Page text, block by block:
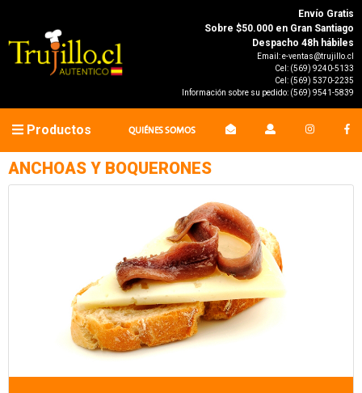
Envío Gratis
Sobre $50.000 en Gran Santiago
Despacho 48h hábiles
Email:e-ventas@trujillo.cl
Cel: (569) 9240-5133
Cel: (569) 5370-2235
Información sobre su pedido: (569) 9541-5839
Productos QUIÉNES SOMOS
ANCHOAS Y BOQUERONES